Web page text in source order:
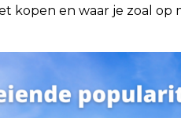
kopen en waar je zoal op